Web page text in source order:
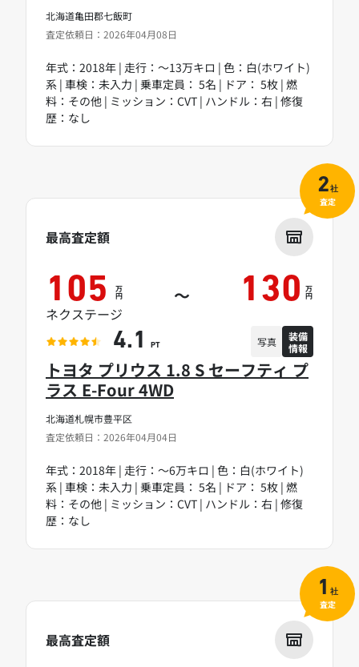
北海道亀田郡七飯町
査定依頼日：2026年04月08日
年式：2018年 | 走行：～13万キロ | 色：白(ホワイト)
系 | 車検：未入力 | 乗車定員： 5名 | ドア： 5枚 | 燃
料：その他 | ミッション：CVT | ハンドル：右 | 修復
歴：なし
北海道札幌市豊平区
査定依頼日：2026年04月04日
トヨタ プリウス 1.8 S セーフティ プ
ラス E-Four 4WD
年式：2018年 | 走行：～6万キロ | 色：白(ホワイト)
系 | 車検：未入力 | 乗車定員： 5名 | ドア： 5枚 | 燃
料：その他 | ミッション：CVT | ハンドル：右 | 修復
歴：なし
最高査定額
105 万
円 ～ 130 万
円
ネクステージ
4.1 PT 写真
装備
情報
2社
査定
最高査定額
1 社
査定